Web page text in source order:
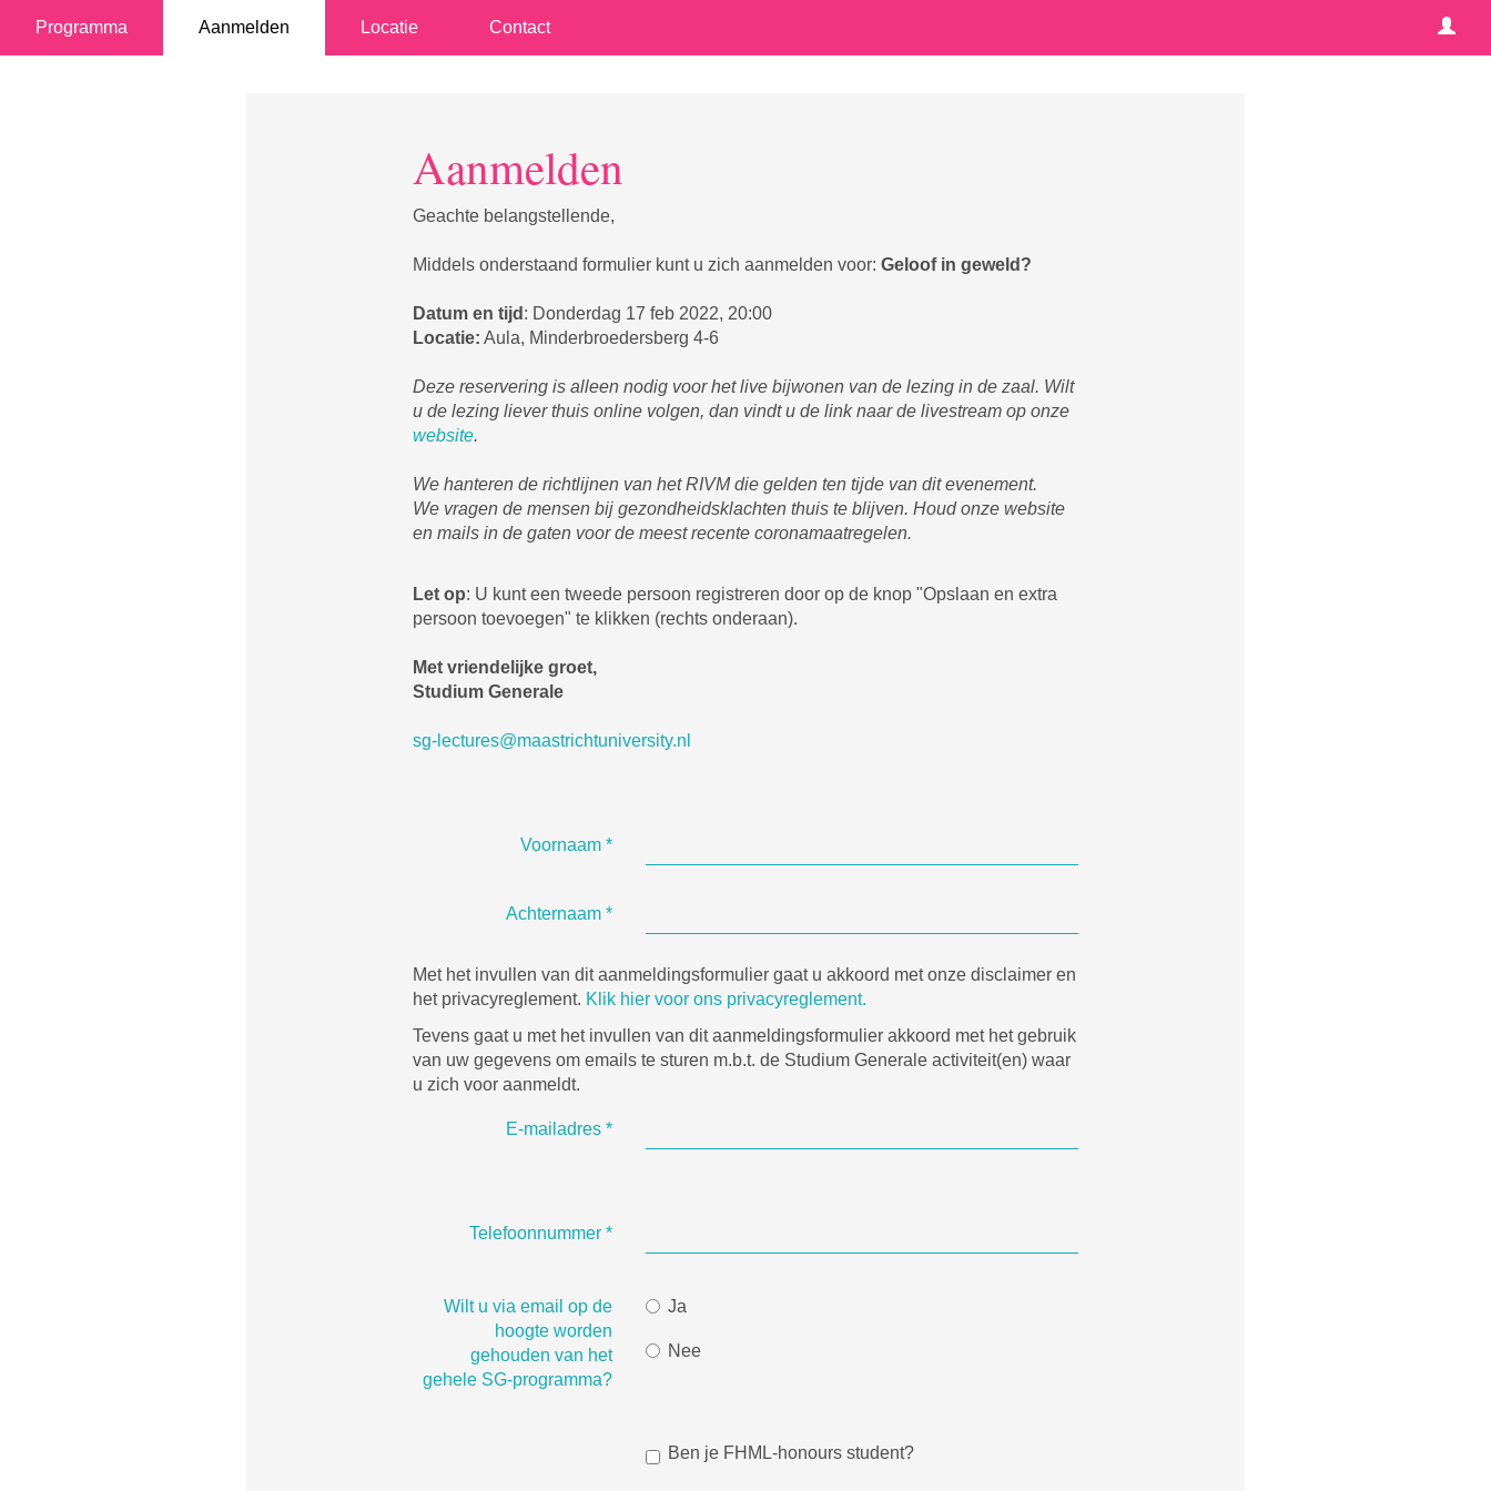
Programma Aanmelden Locatie Contact
Aanmelden
Geachte belangstellende,
Middels onderstaand formulier kunt u zich aanmelden voor: Geloof in geweld?
Datum en tijd : Donderdag 17 feb 2022, 20:00
Locatie: Aula, Minderbroedersberg 4-6
Deze reservering is alleen nodig voor het live bijwonen van de lezing in de zaal. Wilt
u de lezing liever thuis online volgen, dan vindt u de link naar de livestream op onze
website.
We hanteren de richtlijnen van het RIVM die gelden ten tijde van dit evenement.
We vragen de mensen bij gezondheidsklachten thuis te blijven. Houd onze website
en mails in de gaten voor de meest recente coronamaatregelen.
Let op: U kunt een tweede persoon registreren door op de knop "Opslaan en extra
persoon toevoegen" te klikken (rechts onderaan).
Met vriendelijke groet,
Studium Generale
sg-lectures@maastrichtuniversity.nl
Voornaam *
Achternaam *
Met het invullen van dit aanmeldingsformulier gaat u akkoord met onze disclaimer en
het privacyreglement. Klik hier voor ons privacyreglement.
Tevens gaat u met het invullen van dit aanmeldingsformulier akkoord met het gebruik
van uw gegevens om emails te sturen m.b.t. de Studium Generale activiteit(en) waar
u zich voor aanmeldt.
E-mailadres *
Telefoonnummer *
Wilt u via email op de
hoogte worden
gehouden van het
gehele SG-programma?
Ja
Nee
Ben je FHML-honours student?